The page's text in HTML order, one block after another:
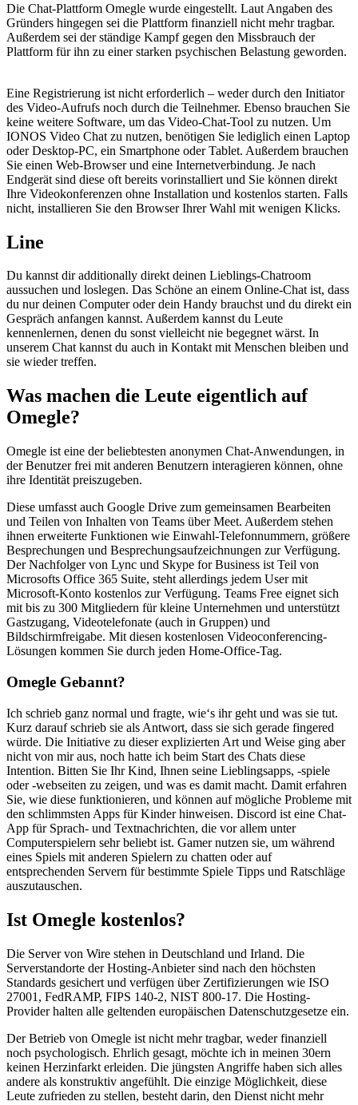
Die Chat-Plattform Omegle wurde eingestellt. Laut Angaben des
Gründers hingegen sei die Plattform finanziell nicht mehr tragbar.
Außerdem sei der ständige Kampf gegen den Missbrauch der
Plattform für ihn zu einer starken psychischen Belastung geworden.
Eine Registrierung ist nicht erforderlich – weder durch den Initiator
des Video-Aufrufs noch durch die Teilnehmer. Ebenso brauchen Sie
keine weitere Software, um das Video-Chat-Tool zu nutzen. Um
IONOS Video Chat zu nutzen, benötigen Sie lediglich einen Laptop
oder Desktop-PC, ein Smartphone oder Tablet. Außerdem brauchen
Sie einen Web-Browser und eine Internetverbindung. Je nach
Endgerät sind diese oft bereits vorinstalliert und Sie können direkt
Ihre Videokonferenzen ohne Installation und kostenlos starten. Falls
nicht, installieren Sie den Browser Ihrer Wahl mit wenigen Klicks.
Line
Du kannst dir additionally direkt deinen Lieblings-Chatroom
aussuchen und loslegen. Das Schöne an einem Online-Chat ist, dass
du nur deinen Computer oder dein Handy brauchst und du direkt ein
Gespräch anfangen kannst. Außerdem kannst du Leute
kennenlernen, denen du sonst vielleicht nie begegnet wärst. In
unserem Chat kannst du auch in Kontakt mit Menschen bleiben und
sie wieder treffen.
Was machen die Leute eigentlich auf
Omegle?
Omegle ist eine der beliebtesten anonymen Chat-Anwendungen, in
der Benutzer frei mit anderen Benutzern interagieren können, ohne
ihre Identität preiszugeben.
Diese umfasst auch Google Drive zum gemeinsamen Bearbeiten
und Teilen von Inhalten von Teams über Meet. Außerdem stehen
ihnen erweiterte Funktionen wie Einwahl-Telefonnummern, größere
Besprechungen und Besprechungsaufzeichnungen zur Verfügung.
Der Nachfolger von Lync und Skype for Business ist Teil von
Microsofts Office 365 Suite, steht allerdings jedem User mit
Microsoft-Konto kostenlos zur Verfügung. Teams Free eignet sich
mit bis zu 300 Mitgliedern für kleine Unternehmen und unterstützt
Gastzugang, Videotelefonate (auch in Gruppen) und
Bildschirmfreigabe. Mit diesen kostenlosen Videoconferencing-
Lösungen kommen Sie durch jeden Home-Office-Tag.
Omegle Gebannt?
Ich schrieb ganz normal und fragte, wie‘s ihr geht und was sie tut.
Kurz darauf schrieb sie als Antwort, dass sie sich gerade fingered
würde. Die Initiative zu dieser explizierten Art und Weise ging aber
nicht von mir aus, noch hatte ich beim Start des Chats diese
Intention. Bitten Sie Ihr Kind, Ihnen seine Lieblingsapps, -spiele
oder -webseiten zu zeigen, und was es damit macht. Damit erfahren
Sie, wie diese funktionieren, und können auf mögliche Probleme mit
den schlimmsten Apps für Kinder hinweisen. Discord ist eine Chat-
App für Sprach- und Textnachrichten, die vor allem unter
Computerspielern sehr beliebt ist. Gamer nutzen sie, um während
eines Spiels mit anderen Spielern zu chatten oder auf
entsprechenden Servern für bestimmte Spiele Tipps und Ratschläge
auszutauschen.
Ist Omegle kostenlos?
Die Server von Wire stehen in Deutschland und Irland. Die
Serverstandorte der Hosting-Anbieter sind nach den höchsten
Standards gesichert und verfügen über Zertifizierungen wie ISO
27001, FedRAMP, FIPS 140-2, NIST 800-17. Die Hosting-
Provider halten alle geltenden europäischen Datenschutzgesetze ein.
Der Betrieb von Omegle ist nicht mehr tragbar, weder finanziell
noch psychologisch. Ehrlich gesagt, möchte ich in meinen 30ern
keinen Herzinfarkt erleiden. Die jüngsten Angriffe haben sich alles
andere als konstruktiv angefühlt. Die einzige Möglichkeit, diese
Leute zufrieden zu stellen, besteht darin, den Dienst nicht mehr